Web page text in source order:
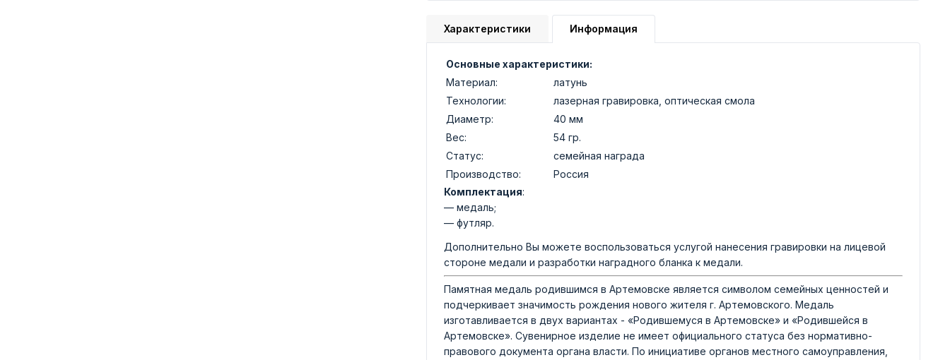
Характеристики Информация
Основные характеристики:
Материал:
латунь
Технологии:
лазерная гравировка, оптическая смола
Диаметр:
40 мм
Вес:
54 гр.
Статус:
семейная награда
Производство:
Россия
Комплектация:
— медаль;
— футляр.
Дополнительно Вы можете воспользоваться услугой нанесения гравировки на лицевой
стороне медали и разработки наградного бланка к медали.
Памятная медаль родившимся в Артемовске является символом семейных ценностей и
подчеркивает значимость рождения нового жителя г. Артемовского. Медаль
изготавливается в двух вариантах - «Родившемуся в Артемовске» и «Родившейся в
Артемовске». Сувенирное изделие не имеет официального статуса без нормативно-
правового документа органа власти. По инициативе органов местного самоуправления,